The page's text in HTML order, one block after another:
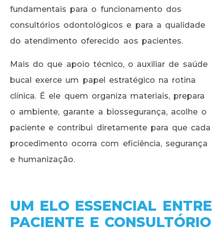
fundamentais para o funcionamento dos
consultórios odontológicos e para a qualidade
do atendimento oferecido aos pacientes.
Mais do que apoio técnico, o auxiliar de saúde
bucal exerce um papel estratégico na rotina
clínica. É ele quem organiza materiais, prepara
o ambiente, garante a biossegurança, acolhe o
paciente e contribui diretamente para que cada
procedimento ocorra com eficiência, segurança
e humanização.
UM ELO ESSENCIAL ENTRE
PACIENTE E CONSULTÓRIO